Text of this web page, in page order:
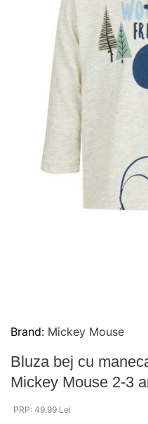
Brand: Mickey Mouse
Bluza bej cu
Mickey Mouse 2-3
PRP: 49.99 Lei